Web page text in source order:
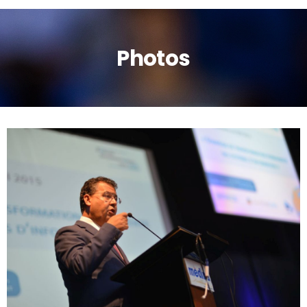
Photos